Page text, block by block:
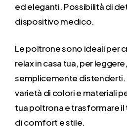
ed eleganti. Possibilità di
dispositivo medico.
Le poltrone sono ideali per
relax in casa tua, per
semplicemente distenderti.
varietà di colori e materiali
tua poltrona e trasformare il
di comfort e stile.